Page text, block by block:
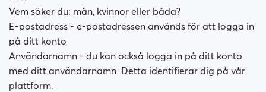
Vem söker du: män, kvinnor eller båda?
E-postadress - e-postadressen används för att logga in
på ditt konto
Användarnamn - du kan också logga in på ditt konto
med ditt användarnamn. Detta identifierar dig på vår
plattform.